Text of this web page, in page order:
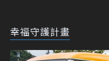
幸福守護計畫